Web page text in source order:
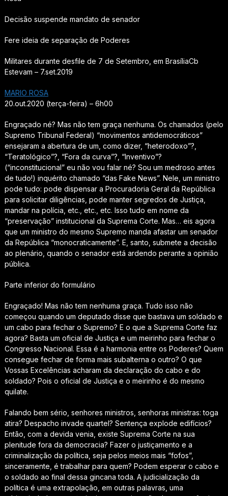
Decisão suspende mandato de senador
Fere ideia de separação de Poderes
Militares durante desfile de 7 de Setembro, em BrasíliaCb
Estevam – 7.set.2019
MARIO ROSA
20.out.2020 (terça-feira) – 6h00
Engraçado né? Mas não tem graça nenhuma. Os chamados (pelo
Supremo Tribunal Federal) “movimentos antidemocráticos”
ensejaram a abertura de um, como dizer, “heterodoxo”?,
“Teratológico”?, “Fora da curva”?, “Inventivo”?
(“inconstitucional” eu não vou falar né? Sou um medroso antes
de tudo!) inquérito chamado “das Fake News”. Nele, um ministro
pode tudo: pode dispensar a Procuradoria Geral da República
para solicitar diligências, pode manter segredos de Justiça,
mandar na polícia, etc., etc., etc. Isso tudo em nome da
“preservação” institucional da Suprema Corte. Mas… eis agora
que um ministro do mesmo Supremo manda afastar um senador
da República “monocraticamente”. E, santo, submete a decisão
ao plenário, quando o senador está ardendo perante a opinião
pública.
Parte inferior do formulário
Engraçado! Mas não tem nenhuma graça. Tudo isso não
começou quando um deputado disse que bastava um soldado e
um cabo para fechar o Supremo? E o que a Suprema Corte faz
agora? Basta um oficial de Justiça e um meirinho para fechar o
Congresso Nacional. Essa é a harmonia entre os Poderes? Quem
consegue fechar de forma mais subalterna o outro? O que
Vossas Excelências acharam da declaração do cabo e do
soldado? Pois o oficial de Justiça e o meirinho é do mesmo
quilate.
Falando bem sério, senhores ministros, senhoras ministras: toga
atira? Despacho invade quartel? Sentença explode edifícios?
Então, com a devida venia, existe Suprema Corte na sua
plenitude fora da democracia? Fazer o justiçamento e a
criminalização da política, seja pelos meios mais “fofos”,
sinceramente, é trabalhar para quem? Podem esperar o cabo e
o soldado ao final dessa gincana toda. A judicialização da
política é uma extrapolação, em outras palavras, uma